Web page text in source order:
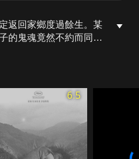
返回家鄉度過餘生。某
的鬼魂竟然不約而同地
穿越森林被牽引到一
主，曾在這獻身給湖中
6.5